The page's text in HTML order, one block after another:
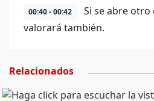
00:40 - 00:42
Si se abre otro
valorará también.
Relacionados